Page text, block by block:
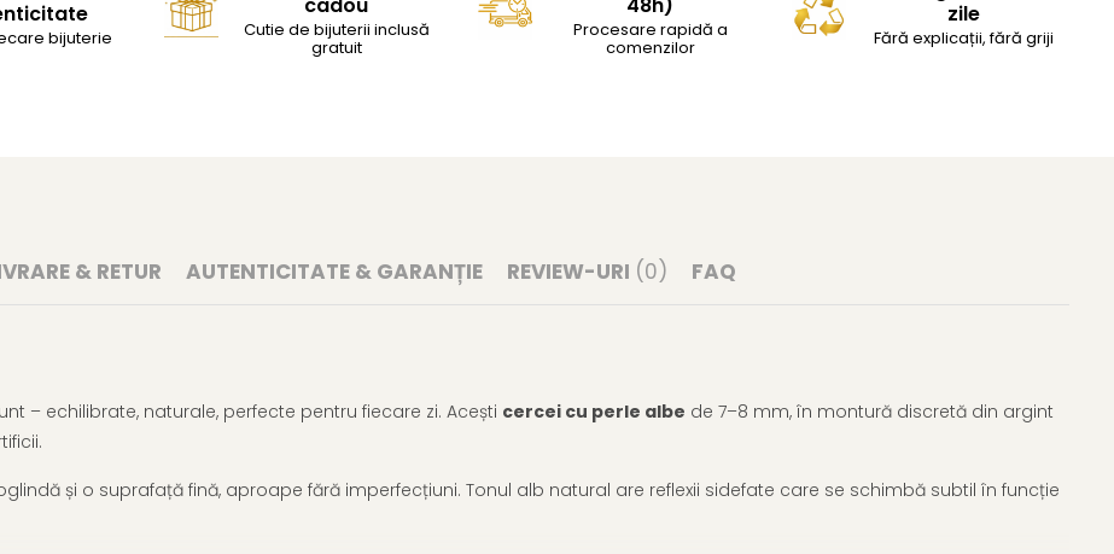
bijuterie Cutie de bijuterii inclusă
gratuit
Procesare rapidă a
comenzilor
zile
Fără explicații, fără griji
& RETUR AUTENTICITATE & GARANȚIE REVIEW-URI (0) FAQ
– echilibrate, naturale, perfecte pentru fiecare zi. Acești cercei cu perle albe de 7–8 mm, în montură discretă din argint
și o suprafață fină, aproape fără imperfecțiuni. Tonul alb natural are reflexii sidefate care se schimbă subtil în funcție